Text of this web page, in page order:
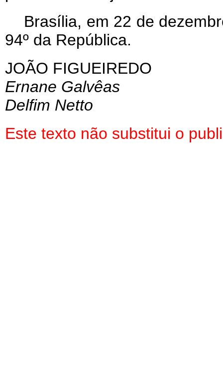
Brasília, em 22 de
94º da República.
JOÃO FIGUEIREDO
Ernane Galvêas
Delfim Netto
Este texto não substitui o